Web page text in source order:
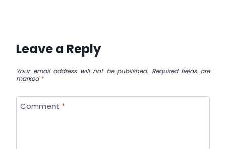
Leave a Reply
Your email address will not be published. Required fields are
marked*
Comment *